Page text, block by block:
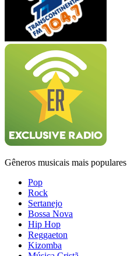
Gêneros musicais mais populares
Pop
Rock
Sertanejo
Bossa Nova
Hip Hop
Reggaeton
Kizomba